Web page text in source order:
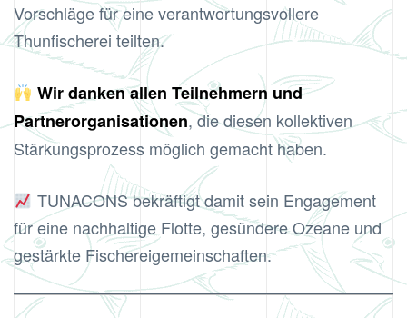
Vorschläge für eine verantwortungsvollere
Thunfischerei teilten.
Wir danken allen Teilnehmern und
Partnerorganisationen, die diesen kollektiven
Stärkungsprozess möglich gemacht haben.
TUNACONS bekräftigt damit sein Engagement
für eine nachhaltige Flotte, gesündere Ozeane und
gestärkte Fischereigemeinschaften.